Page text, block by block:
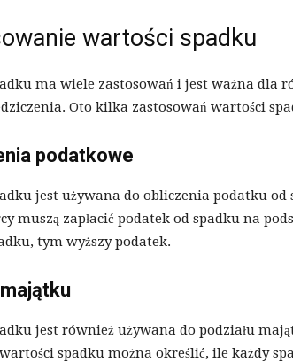
wartości spadku
ma wiele zastosowań i jest ważna dla
Oto kilka zastosowań wartości
podatkowe
jest używana do obliczenia podatku
muszą zapłacić podatek od spadku na
tym wyższy podatek.
jest również używana do podziału
spadku można określić, ile każdy